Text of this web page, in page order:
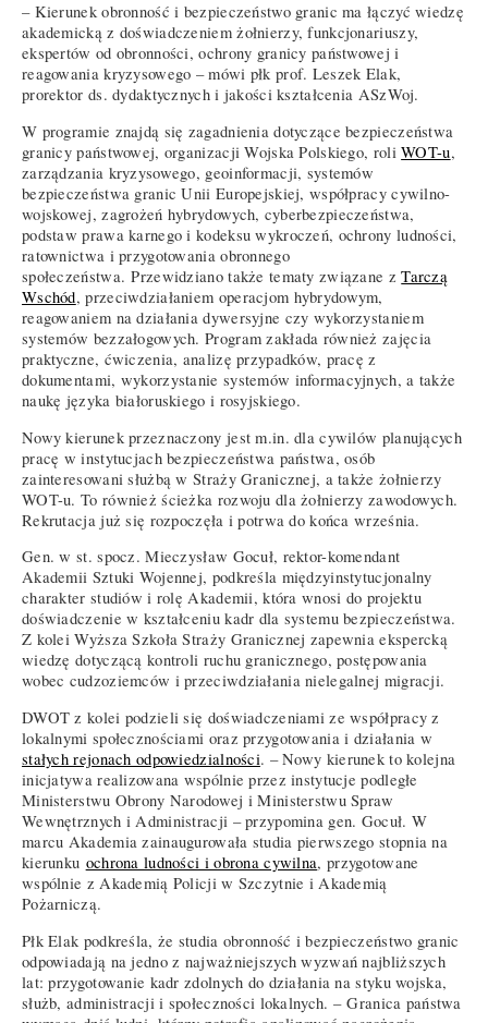
– Kierunek obronność i bezpieczeństwo granic ma łączyć wiedzę
akademicką z doświadczeniem żołnierzy, funkcjonariuszy,
ekspertów od obronności, ochrony granicy państwowej i
reagowania kryzysowego – mówi płk prof. Leszek Elak,
prorektor ds. dydaktycznych i jakości kształcenia ASzWoj.
W programie znajdą się zagadnienia dotyczące bezpieczeństwa
granicy państwowej, organizacji Wojska Polskiego, roliWOT-u,
zarządzania kryzysowego, geoinformacji, systemów
bezpieczeństwa granic Unii Europejskiej, współpracy cywilno-
wojskowej, zagrożeń hybrydowych, cyberbezpieczeństwa,
podstaw prawa karnego i kodeksu wykroczeń, ochrony ludności,
ratownictwa i przygotowania obronnego
społeczeństwa. Przewidziano także tematy związane zTarczą
Wschód, przeciwdziałaniem operacjom hybrydowym,
reagowaniem na działania dywersyjne czy wykorzystaniem
systemów bezzałogowych. Program zakłada również zajęcia
praktyczne, ćwiczenia, analizę przypadków, pracę z
dokumentami, wykorzystanie systemów informacyjnych, a także
naukę języka białoruskiego i rosyjskiego.
Nowy kierunek przeznaczony jest m.in. dla cywilów planujących
pracę w instytucjach bezpieczeństwa państwa, osób
zainteresowani służbą w Straży Granicznej, a także żołnierzy
WOT-u. To również ścieżka rozwoju dla żołnierzy zawodowych.
Rekrutacja już się rozpoczęła i potrwa do końca września.
Gen. w st. spocz. Mieczysław Gocuł, rektor-komendant
Akademii Sztuki Wojennej, podkreśla międzyinstytucjonalny
charakter studiów i rolę Akademii, która wnosi do projektu
doświadczenie w kształceniu kadr dla systemu bezpieczeństwa.
Z kolei Wyższa Szkoła Straży Granicznej zapewnia ekspercką
wiedzę dotyczącą kontroli ruchu granicznego, postępowania
wobec cudzoziemców i przeciwdziałania nielegalnej migracji.
DWOT z kolei podzieli się doświadczeniami ze współpracy z
lokalnymi społecznościami oraz przygotowania i działania w
stałych rejonach odpowiedzialności. – Nowy kierunek to kolejna
inicjatywa realizowana wspólnie przez instytucje podległe
Ministerstwu Obrony Narodowej i Ministerstwu Spraw
Wewnętrznych i Administracji – przypomina gen. Gocuł. W
marcu Akademia zainaugurowała studia pierwszego stopnia na
kierunku ochrona ludności i obrona cywilna, przygotowane
wspólnie z Akademią Policji w Szczytnie i Akademią
Pożarniczą.
Płk Elak podkreśla, że studia obronność i bezpieczeństwo granic
odpowiadają na jedno z najważniejszych wyzwań najbliższych
lat: przygotowanie kadr zdolnych do działania na styku wojska,
służb, administracji i społeczności lokalnych. – Granica państwa